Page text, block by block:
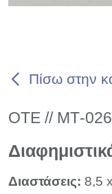
Πίσω στην
ΟΤΕ // ΜΤ-
Διαστάσεις: 8,5